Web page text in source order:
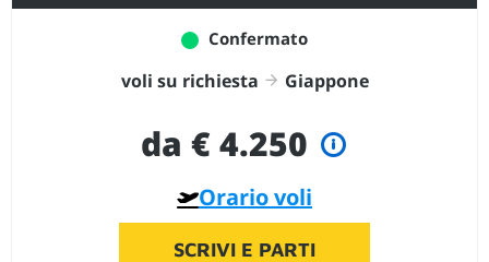
Confermato
voli su richiesta Giappone
da € 4.250
Orario voli
SCRIVI E PARTI